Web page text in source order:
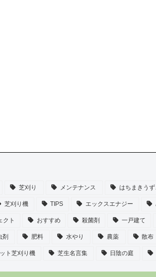
芝刈り メンテナンス はちまきうず
芝刈り機 TIPS エックスエナジー
クト おすすめ 殺菌剤 一戸建て
剤 肥料 水やり 農薬 散布
ト芝刈り機 芝生名言集 日陰の庭